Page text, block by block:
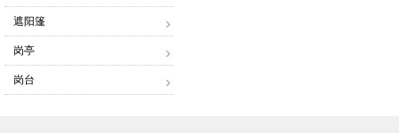
遮阳篷
岗亭
岗台